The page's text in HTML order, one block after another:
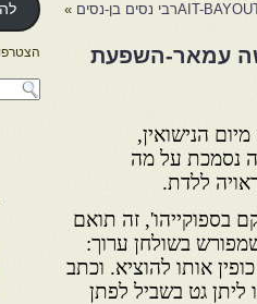
»
משה עמאר-השפעת
הנישואין,
נסמכת על מה
ללדת.
בספוקייהו', זה תואם
בשולחן ערוך:
אותו להוציא. וכתב
ליתן גט בשביל לפתן
הצטרפו ל 239